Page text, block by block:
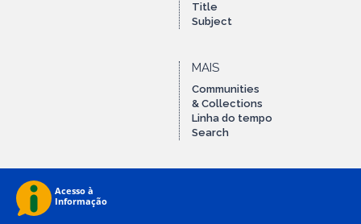
Title
Subject
MAIS
Communities
& Collections
Linha do tempo
Search